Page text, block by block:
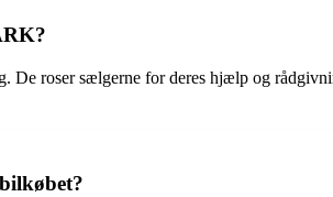
roser sælgerne for deres hjælp og